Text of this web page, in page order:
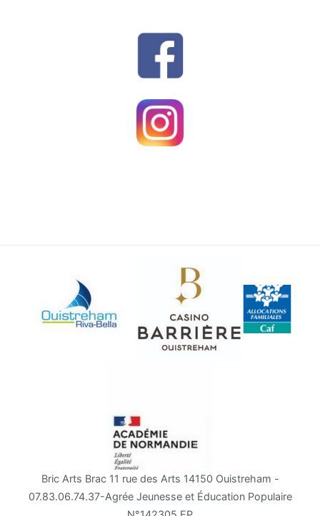
Bric Arts Brac 11 rue des Arts 14150 Ouistreham -
07.83.06.74.37-Agrée Jeunesse et Éducation Populaire